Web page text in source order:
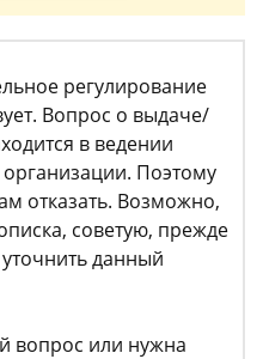
регулирование
Вопрос о выдаче/
в ведении
Поэтому
отказать. Возможно,
советую, прежде
данный
вопрос или нужна